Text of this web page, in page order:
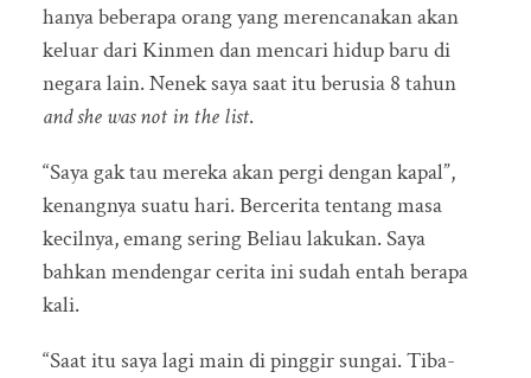
hanya beberapa orang yang merencanakan akan
keluar dari Kinmen dan mencari hidup baru di
negara lain. Nenek saya saat itu berusia 8 tahun
and she was not in the list.
“Saya gak tau mereka akan pergi dengan kapal”,
kenangnya suatu hari. Bercerita tentang masa
kecilnya, emang sering Beliau lakukan. Saya
bahkan mendengar cerita ini sudah entah berapa
kali.
“Saat itu saya lagi main di pinggir sungai. Tiba-